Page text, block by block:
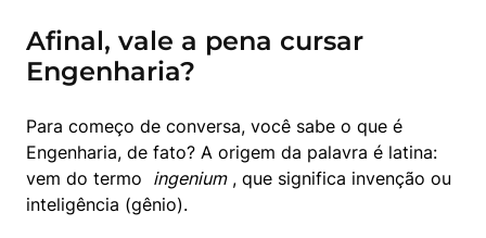
Afinal, vale a pena cursar
Engenharia?
Para começo de conversa, você sabe o que é
Engenharia, de fato? A origem da palavra é latina:
vem do termo ingenium , que significa invenção ou
inteligência (gênio).